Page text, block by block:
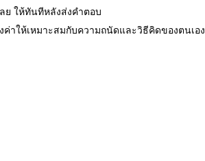
ย ให้ทันทีหลังส่งคำตอบ
าให้เหมาะสมกับความถนัดและวิธีคิดของตนเอง